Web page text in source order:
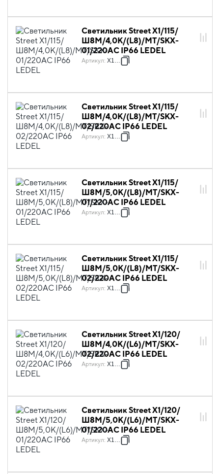
Светильник Street X1/115/
Ш8M/4,0К/(L8)/MT/SKX-
01/220AC IP66 LEDEL
Артикул: X1027
Светильник Street X1/115/
Ш8M/4,0К/(L8)/MT/SKX-
02/220AC IP66 LEDEL
Артикул: X1028
Светильник Street X1/115/
Ш8M/5,0К/(L8)/MT/SKX-
01/220AC IP66 LEDEL
Артикул: X1029
Светильник Street X1/115/
Ш8M/5,0К/(L8)/MT/SKX-
02/220AC IP66 LEDEL
Артикул: X1030
Светильник Street X1/120/
Ш8M/4,0К/(L6)/MT/SKX-
02/220AC IP66 LEDEL
Артикул: X1033
Светильник Street X1/120/
Ш8M/5,0К/(L6)/MT/SKX-
01/220AC IP66 LEDEL
Артикул: X1036